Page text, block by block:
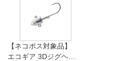
【ネコポス対象品】
エコギア 3Dジグヘッ